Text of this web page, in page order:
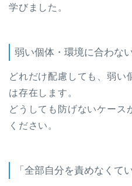
学びました。
弱い個体・環境に合わな
どれだけ配慮しても、弱い
は存在します。
どうしても防げないケース
ください。
「全部自分を責めなくて